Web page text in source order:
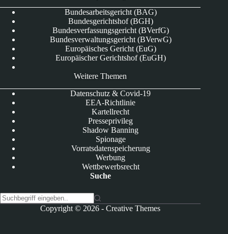
Bundesarbeitsgericht (BAG)
Bundesgerichtshof (BGH)
Bundesverfassungsgericht (BVerfG)
Bundesverwaltungsgericht (BVerwG)
Europäisches Gericht (EuG)
Europäischer Gerichtshof (EuGH)
Weitere Themen
Datenschutz & Covid-19
EEA-Richtlinie
Kartellrecht
Presseprivileg
Shadow Banning
Spionage
Vorratsdatenspeicherung
Werbung
Wettbewerbsrecht
Suche
Copyright © 2026 -Creative Themes